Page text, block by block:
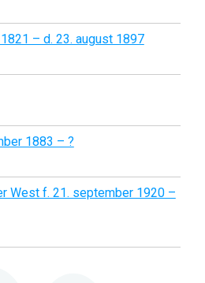
– d. 23. august 1897
1883 – ?
West f. 21. september 1920 –